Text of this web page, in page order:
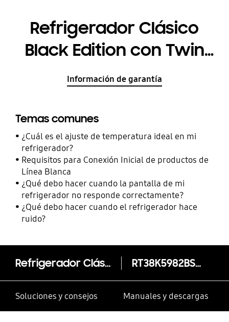
Refrigerador Clásico
Black Edition con Twin
Cooling Plus / No Frost,
Información de garantía
Temas comunes
¿Cuál es el ajuste de temperatura ideal en mi
refrigerador?
Requisitos para Conexión Inicial de productos de
Línea Blanca
¿Qué debo hacer cuando la pantalla de mi
refrigerador no responde correctamente?
¿Qué debo hacer cuando el refrigerador hace
ruido?
Refrigerador Clásico Black Edition con Twin Cooling Plus / No Frost, 368 L RT38K5982BS/ZS
Soluciones y consejos Manuales y descargas